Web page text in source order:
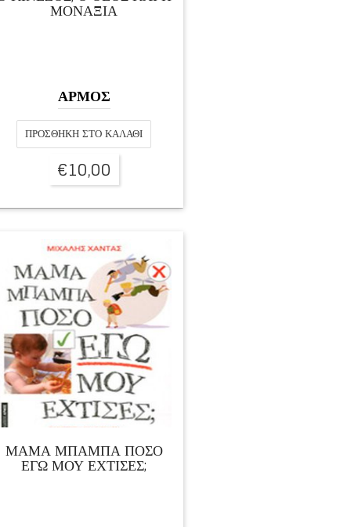
ΜΟΝΑΞΙΆ
ΑΡΜΟΣ
ΠΡΟΣΘΉΚΗ ΣΤΟ ΚΑΛΆΘΙ
€10,00
ΜΑΜΑ ΜΠΑΜΠΑ ΠΟΣΟ
ΕΓΩ ΜΟΥ ΕΧΤΙΣΕΣ;